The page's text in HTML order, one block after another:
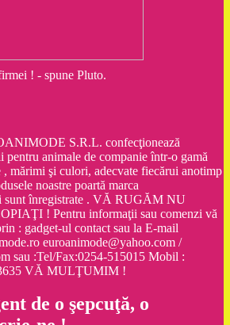
! - spune Pluto.
S.R.L. confecţionează
pentru animale de companie într-o gamă
, mărimi şi culori, adecvate fiecărui anotimp
noastre poartă marca
înregistrate . VĂ RUGĂM NU
! Pentru informaţii sau comenzi vă
: gadget-ul contact sau la E-mail
euroanimode@yahoo.com /
sau :Tel/Fax:0254-515015 Mobil :
VĂ MULŢUMIM !
de o şepcuţă, o